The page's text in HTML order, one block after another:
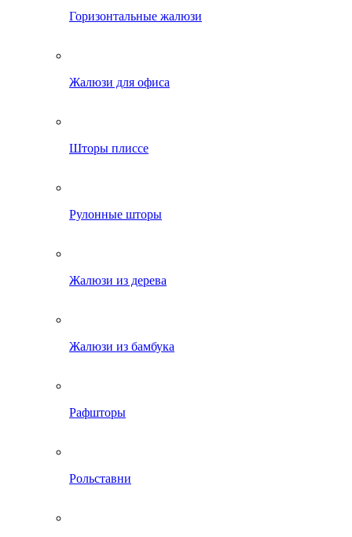
Горизонтальные жалюзи
Жалюзи для офиса
Шторы плиссе
Рулонные шторы
Жалюзи из дерева
Жалюзи из бамбука
Рафшторы
Рольставни